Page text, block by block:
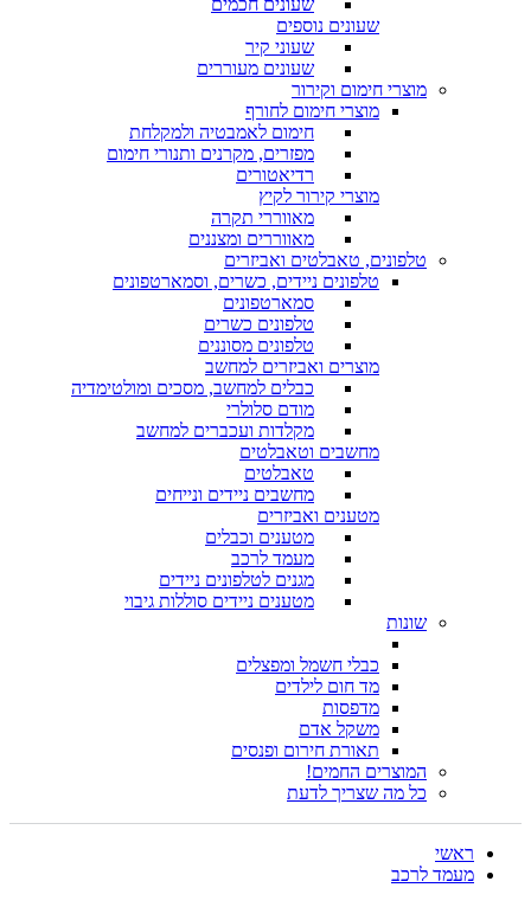
שעונים חכמים
שעונים נוספים
שעוני קיר
שעונים מעוררים
מוצרי חימום וקירור
מוצרי חימום לחורף
חימום לאמבטיה ולמקלחת
מפזרים, מקרנים ותנורי חימום
רדיאטורים
מוצרי קירור לקיץ
מאווררי תקרה
מאווררים ומצננים
טלפונים, טאבלטים ואביזרים
טלפונים ניידים, כשרים, וסמארטפונים
סמארטפונים
טלפונים כשרים
טלפונים מסוננים
מוצרים ואביזרים למחשב
כבלים למחשב, מסכים ומולטימדיה
מודם סלולרי
מקלדות ועכברים למחשב
מחשבים וטאבלטים
טאבלטים
מחשבים ניידים ונייחים
מטענים ואביזרים
מטענים וכבלים
מעמד לרכב
מגנים לטלפונים ניידים
מטענים ניידים סוללות גיבוי
שונות
כבלי חשמל ומפצלים
מד חום לילדים
מדפסות
משקל אדם
תאורת חירום ופנסים
המוצרים החמים!
כל מה שצריך לדעת
ראשי
מעמד לרכב